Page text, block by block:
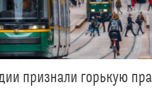
признали горькую